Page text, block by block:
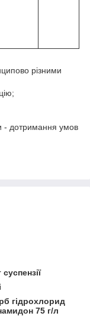
різними
- дотримання умов
гідрохлорид
75 г/л